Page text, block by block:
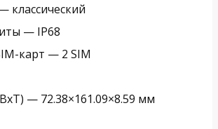
классический
— IP68
карт — 2 SIM
— 72.38×161.09×8.59 мм